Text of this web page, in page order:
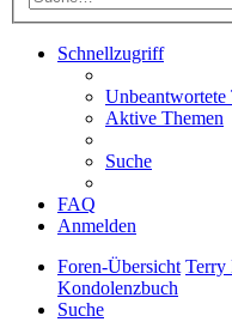
Schnellzugriff
Unbeantwortete
Aktive Themen
Suche
FAQ
Anmelden
Foren-Übersicht Terry
Kondolenzbuch
Suche